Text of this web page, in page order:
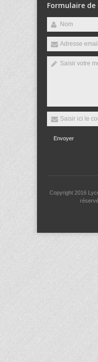
Formulaire
Envoyer
Copyright 2016